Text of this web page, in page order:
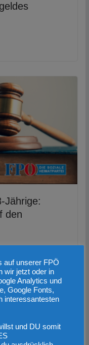
Jährige:
den
auf unserer FPÖ
wir jetzt oder in
Analytics und
Google Fonts,
interessantesten
und DU somit